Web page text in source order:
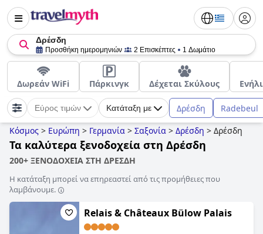
Δρέσδη
Προσθήκη ημερομηνιών 2 Επισκέπτες 1 Δωμάτιο
Δωρεάν WiFi Πάρκινγκ Δέχεται Σκύλους
Εύρος τιμών Κατάταξη με Δρέσδη Radebeul
Κόσμος > Ευρώπη > Γερμανία > Σαξονία > Δρέσδη > Δρέσδη
Τα καλύτερα ξενοδοχεία στη Δρέσδη
200+ ΞΕΝΟΔΟΧΕΙΑ ΣΤΗ ΔΡΕΣΔΗ
Η κατάταξη μπορεί να επηρεαστεί από τις προμήθειες που
λαμβάνουμε.
Relais & Châteaux Bülow Palais